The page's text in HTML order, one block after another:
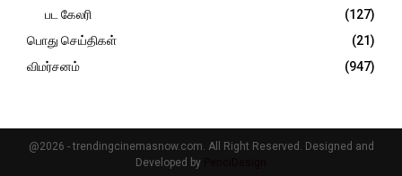
பட கேலரி
(127)
பொது செய்திகள்
(21)
விமர்சனம்
(947)
@2026 - trendingcinemasnow.com. All Right Reserved. Designed and
Developed by